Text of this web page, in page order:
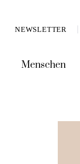
NEWSLETTER
Menschen